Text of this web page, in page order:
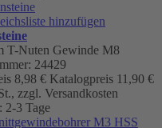
hinzufügen
T-Nuten Gewinde M8
24429
8,98 € Katalogpreis 11,90 €
zzgl. Versandkosten
2-3 Tage